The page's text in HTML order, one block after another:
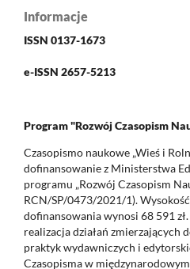
Informacje
ISSN 0137-1673
e-ISSN 2657-5213
Program "Rozwój Czasopism
Czasopismo naukowe „Wieś i
dofinansowanie z Ministerstwa
programu „Rozwój Czasopism
RCN/SP/0473/2021/1).
dofinansowania wynosi 68 591
realizacja działań zmierzających
praktyk wydawniczych i
Czasopisma w